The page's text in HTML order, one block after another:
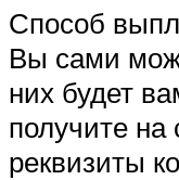
Способ
Вы сами
них будет
получите на
реквизиты